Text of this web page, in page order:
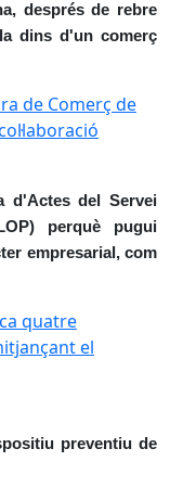
després de rebre
dins d'un comerç
de Comerç de
de Comerç de
d'Actes del Servei
perquè pugui
empresarial, com
quatre
quatre
el
preventiu de